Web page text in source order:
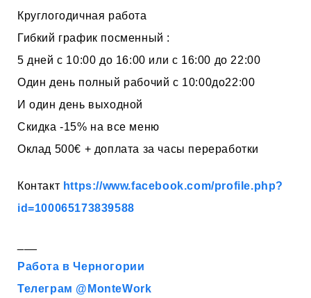
Круглогодичная работа
Гибкий график посменный :
5 дней с 10:00 до 16:00 или с 16:00 до 22:00
Один день полный рабочий с 10:00до22:00
И один день выходной
Скидка -15% на все меню
Оклад 500€ + доплата за часы переработки
Контакт https://www.facebook.com/profile.php?
id=100065173839588
Работа в Черногории
Телеграм @MonteWork